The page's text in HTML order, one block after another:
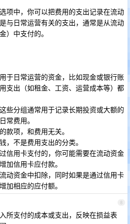
项中，你可以把费用的支出记录在流动
与日常运营有关的支出，通常是从流动
）中支付的。
于日常运营的资金，比如现金或银行账
支出（如租金、工资、运营成本等）都
些分组通常用于记录长期投资或大额的
常费用。
款项，和费用无关。
，不是费用支出的分类。
信用卡支付的，你可能需要在流动资金
加信用卡应付款。
动资金中扣除，同时如果是通过信用卡
加相应的应付额。
8
所支付的成本或支出，反映在损益表